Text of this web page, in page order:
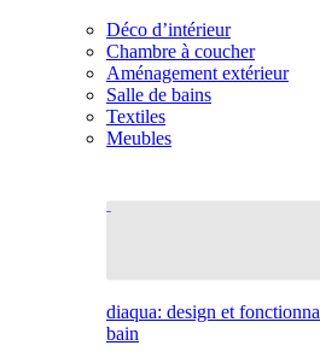
Déco d’intérieur
Chambre à coucher
Aménagement extérieur
Salle de bains
Textiles
Meubles
diaqua: design et
bain